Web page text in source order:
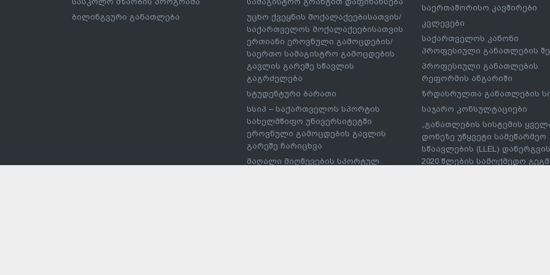
ბილინგვური განათლება
უცხო ქვეყნის მოქალაქეებისათვის/
საქართველოს მოქალაქეებისათვის
ერთიანი ეროვნული გამოცდების/
საერთო სამაგისტრო გამოცდების
გავლის გარეშე სწავლის
გაგრძელება
სტუდენტური ბარათი
სსიპ – საქართველოს სპორტის
სახელმწიფო უნივერსიტეტში
ეროვნული გამოცდების გავლის
გარეშე ჩარიცხვა
მაღალი მიღწევების სპორტულ
საერთაშორისო კავშირები
კვლევები
საქართველოს კანონი
პროფესიული განათლების
პროფესიული განათლების
რეფორმის ანგარიში
ზრდასრულთა განათლების
საჯარო კონსულტაციები
„განათლების სისტემის
დონეზე უწყვეტი სამეწარმეო
სწაავლების (LLEL) დანერგვის
2020 წლების სამოქმედო